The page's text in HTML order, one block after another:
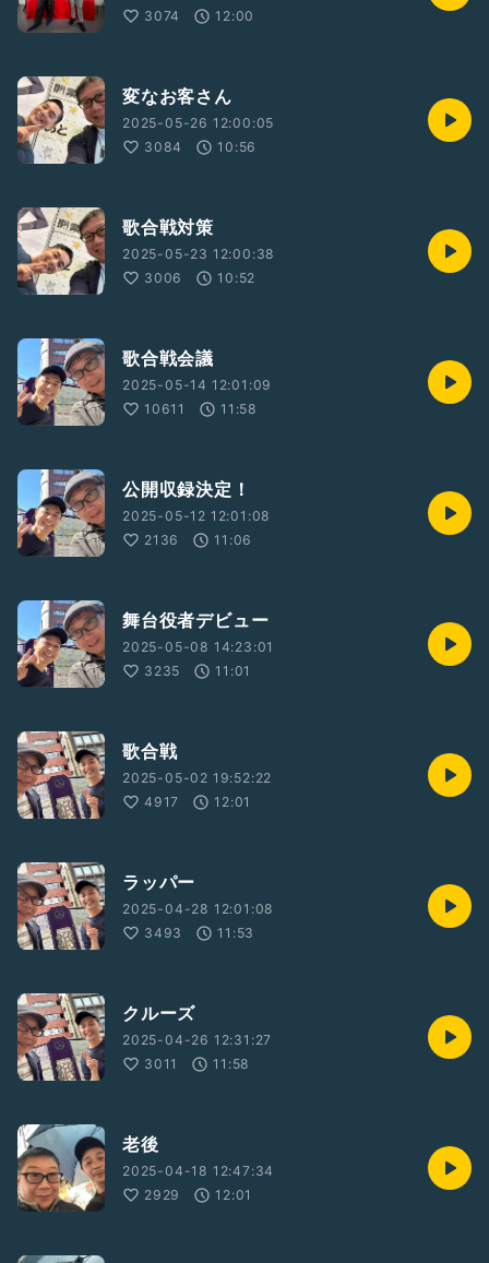
3074
12:00
変なお客さん
2025-05-26 12:00:05
3084
10:56
歌合戦対策
2025-05-23 12:00:38
3006
10:52
歌合戦会議
2025-05-14 12:01:09
10611
11:58
公開収録決定！
2025-05-12 12:01:08
2136
11:06
舞台役者デビュー
2025-05-08 14:23:01
3235
11:01
歌合戦
2025-05-02 19:52:22
4917
12:01
ラッパー
2025-04-28 12:01:08
3493
11:53
クルーズ
2025-04-26 12:31:27
3011
11:58
老後
2025-04-18 12:47:34
2929
12:01